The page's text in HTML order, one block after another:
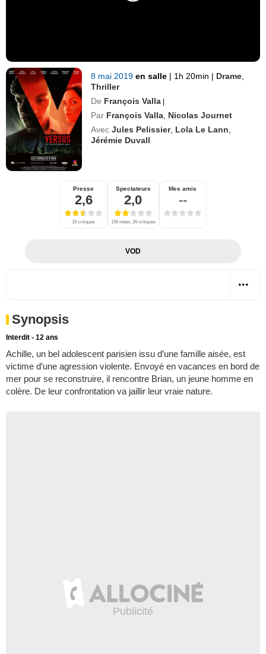
8 mai 2019en salle | 1h 20min | Drame
Thriller
De François Valla |
Par François Valla Nicolas Journet
Avec Jules Pelissier, Lola Le Lann
Jérémie Duvall
Presse
2,6
16 critiques
Spectateurs
2,0
158 notes, 26 critiques
Mes amis
--
VOD
Synopsis
Interdit - 12 ans
Achille, un bel adolescent parisien issu d’une famille aisée, est
victime d’une agression violente. Envoyé en vacances en bord de
mer pour se reconstruire, il rencontre Brian, un jeune homme en
colère. De leur confrontation va jaillir leur vraie nature.